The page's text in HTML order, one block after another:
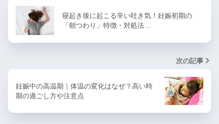
寝起き後に起こる辛い吐き気！妊娠初期の
「朝つわり」特徴・対処法…
次の記事
妊娠中の高温期｜体温の変化はなぜ？高い時
期の過ごし方や注意点